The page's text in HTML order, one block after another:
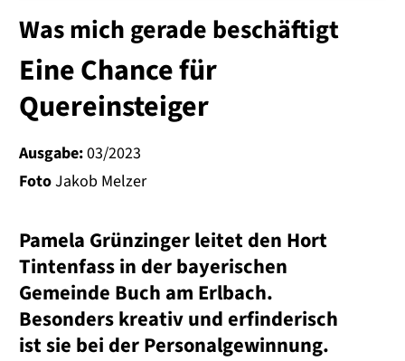
Was mich gerade beschäftigt
Eine Chance für
Quereinsteiger
Ausgabe:03/2023
FotoJakob Melzer
Pamela Grünzinger leitet den Hort
Tintenfass in der bayerischen
Gemeinde Buch am Erlbach.
Besonders kreativ und erfinderisch
ist sie bei der Personalgewinnung.